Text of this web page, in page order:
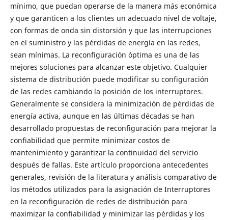
mínimo, que puedan operarse de la manera más económica
y que garanticen a los clientes un adecuado nivel de voltaje,
con formas de onda sin distorsión y que las interrupciones
en el suministro y las pérdidas de energía en las redes,
sean mínimas. La reconfiguración óptima es una de las
mejores soluciones para alcanzar este objetivo. Cualquier
sistema de distribución puede modificar su configuración
de las redes cambiando la posición de los interruptores.
Generalmente se considera la minimización de pérdidas de
energía activa, aunque en las últimas décadas se han
desarrollado propuestas de reconfiguración para mejorar la
confiabilidad que permite minimizar costos de
mantenimiento y garantizar la continuidad del servicio
después de fallas. Este artículo proporciona antecedentes
generales, revisión de la literatura y análisis comparativo de
los métodos utilizados para la asignación de Interruptores
en la reconfiguración de redes de distribución para
maximizar la confiabilidad y minimizar las pérdidas y los